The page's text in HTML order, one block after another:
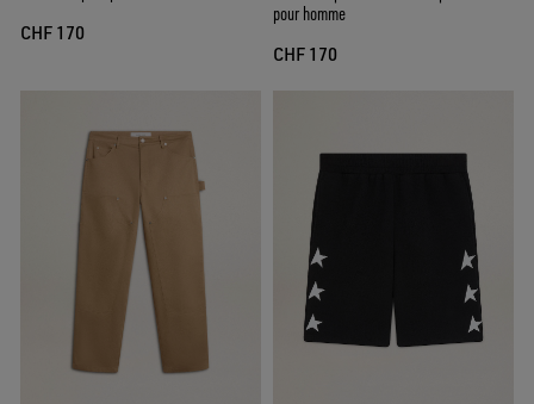
CHF 170
pour homme
CHF 170